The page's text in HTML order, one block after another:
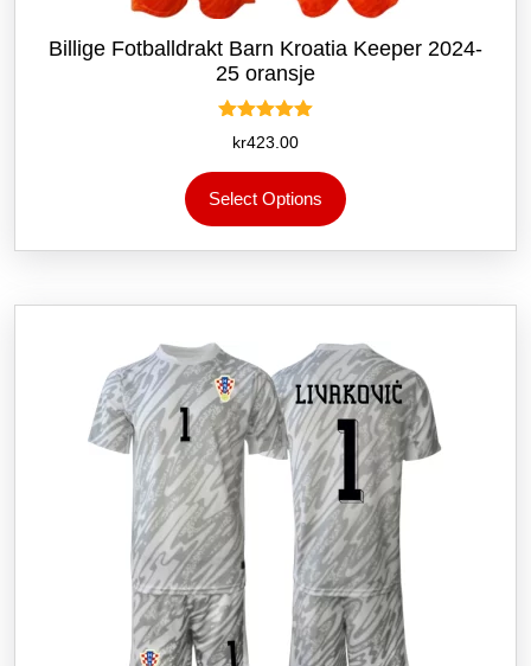
Billige Fotballdrakt Barn Kroatia Keeper 2024-
25 oransje
Vurdert
5.00
av 5
kr423.00
Select Options
produktet
flere
Alternativene
velges
på
produktsiden